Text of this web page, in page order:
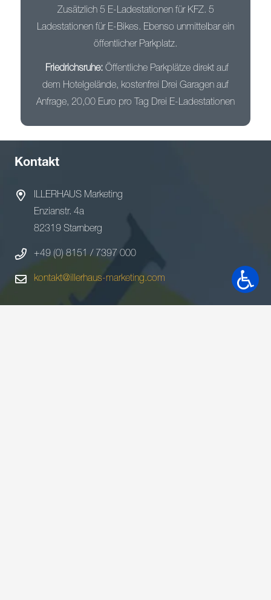
Zusätzlich 5 E-Ladestationen für KFZ. 5
Ladestationen für E-Bikes. Ebenso unmittelbar ein
öffentlicher Parkplatz.
Friedrichsruhe:Öffentliche Parkplätze direkt auf
dem Hotelgelände, kostenfrei Drei Garagen auf
Anfrage, 20,00 Euro pro Tag Drei E-Ladestationen
Kontakt
ILLERHAUS Marketing
Enzianstr. 4a
82319 Starnberg
+49 (0) 8151 / 7397 000
kontakt@illerhaus-marketing.com